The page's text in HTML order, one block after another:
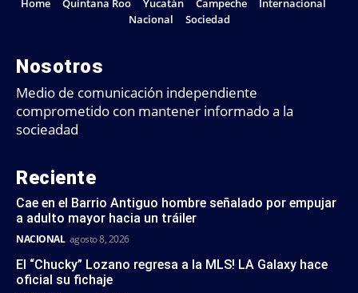
Home Quintana Roo Yucatán Campeche
Internacional
Nacional
Sociedad
Nosotros
Medio de comunicación independiente
comprometido con mantener informado a la
socieadad
Reciente
Cae en el Barrio Antiguo hombre señalado por empujar
a adulto mayor hacia un tráiler
NACIONAL agosto 8, 2026
El “Chucky” Lozano regresa a la MLS! LA Galaxy hace
oficial su fichaje